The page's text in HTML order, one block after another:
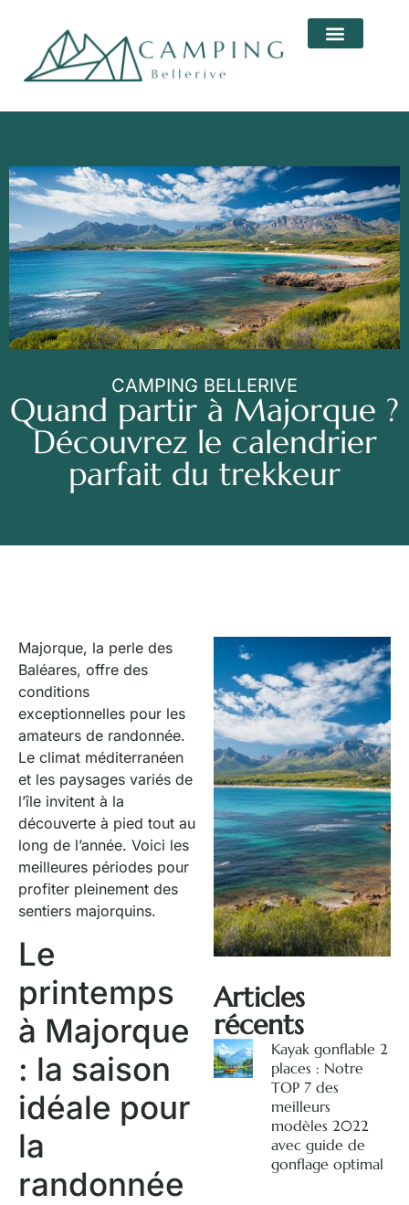
CAMPING BELLERIVE
Quand partir à Majorque ?
Découvrez le calendrier
parfait du trekkeur
Majorque, la perle des
Baléares, offre des
conditions
exceptionnelles pour les
amateurs de randonnée.
Le climat méditerranéen
et les paysages variés de
l’île invitent à la
découverte à pied tout au
long de l’année. Voici les
meilleures périodes pour
profiter pleinement des
sentiers majorquins.
Le
printemps
à Majorque
: la saison
idéale pour
la
randonnée
Articles
récents
Kayak gonflable 2
places : Notre
TOP 7 des
meilleurs
modèles 2022
avec guide de
gonflage optimal